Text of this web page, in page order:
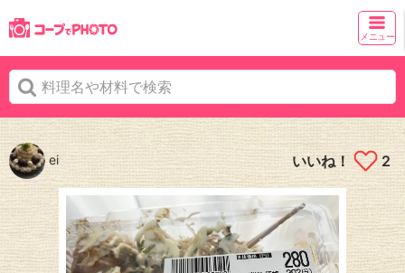
メニュー
ei いいね！ 2